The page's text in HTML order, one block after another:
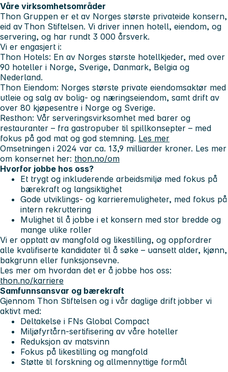
Våre virksomhetsområder
Thon Gruppen er et av Norges største privateide konsern,
eid av Thon Stiftelsen. Vi driver innen hotell, eiendom, og
servering, og har rundt 3 000 årsverk.
Vi er engasjert i:
Thon Hotels: En av Norges største hotellkjeder, med over
90 hoteller i Norge, Sverige, Danmark, Belgia og
Nederland.
Thon Eiendom: Norges største private eiendomsaktør med
utleie og salg av bolig- og næringseiendom, samt drift av
over 80 kjøpesentre i Norge og Sverige.
Resthon: Vår serveringsvirksomhet med barer og
restauranter – fra gastropuber til spillkonsepter – med
fokus på god mat og god stemning. Les mer
Omsetningen i 2024 var ca. 13,9 milliarder kroner. Les mer
om konsernet her: thon.no/om
Hvorfor jobbe hos oss?
Et trygt og inkluderende arbeidsmiljø med fokus på
bærekraft og langsiktighet
Gode utviklings- og karrieremuligheter, med fokus på
intern rekruttering
Mulighet til å jobbe i et konsern med stor bredde og
mange ulike roller
Vi er opptatt av mangfold og likestilling, og oppfordrer
alle kvalifiserte kandidater til å søke – uansett alder, kjønn,
bakgrunn eller funksjonsevne.
Les mer om hvordan det er å jobbe hos oss:
thon.no/karriere
Samfunnsansvar og bærekraft
Gjennom Thon Stiftelsen og i vår daglige drift jobber vi
aktivt med:
Deltakelse i FNs Global Compact
Miljøfyrtårn-sertifisering av våre hoteller
Reduksjon av matsvinn
Fokus på likestilling og mangfold
Støtte til forskning og allmennyttige formål